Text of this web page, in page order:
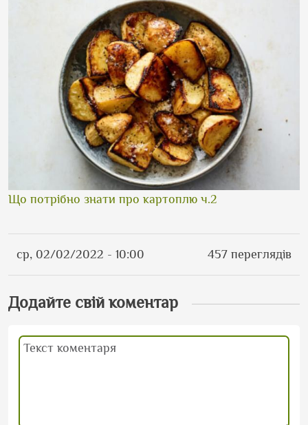
Що потрібно знати про картоплю ч.2
ср, 02/02/2022 - 10:00 457 переглядів
Додайте свій коментар